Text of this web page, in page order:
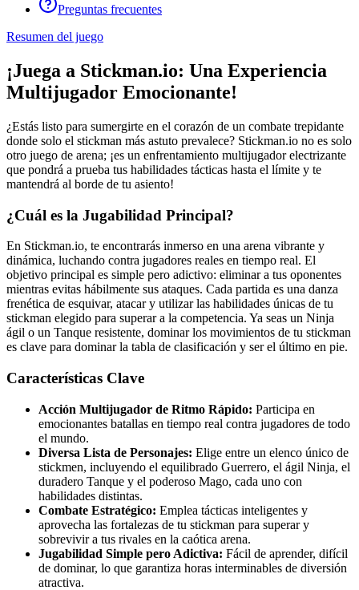
Preguntas frecuentes
Resumen del juego
¡Juega a Stickman.io: Una Experiencia
Multijugador Emocionante!
¿Estás listo para sumergirte en el corazón de un combate trepidante
donde solo el stickman más astuto prevalece? Stickman.io no es solo
otro juego de arena; ¡es un enfrentamiento multijugador electrizante
que pondrá a prueba tus habilidades tácticas hasta el límite y te
mantendrá al borde de tu asiento!
¿Cuál es la Jugabilidad Principal?
En Stickman.io, te encontrarás inmerso en una arena vibrante y
dinámica, luchando contra jugadores reales en tiempo real. El
objetivo principal es simple pero adictivo: eliminar a tus oponentes
mientras evitas hábilmente sus ataques. Cada partida es una danza
frenética de esquivar, atacar y utilizar las habilidades únicas de tu
stickman elegido para superar a la competencia. Ya seas un Ninja
ágil o un Tanque resistente, dominar los movimientos de tu stickman
es clave para dominar la tabla de clasificación y ser el último en pie.
Características Clave
Acción Multijugador de Ritmo Rápido: Participa en
emocionantes batallas en tiempo real contra jugadores de todo
el mundo.
Diversa Lista de Personajes: Elige entre un elenco único de
stickmen, incluyendo el equilibrado Guerrero, el ágil Ninja, el
duradero Tanque y el poderoso Mago, cada uno con
habilidades distintas.
Combate Estratégico: Emplea tácticas inteligentes y
aprovecha las fortalezas de tu stickman para superar y
sobrevivir a tus rivales en la caótica arena.
Jugabilidad Simple pero Adictiva: Fácil de aprender, difícil
de dominar, lo que garantiza horas interminables de diversión
atractiva.